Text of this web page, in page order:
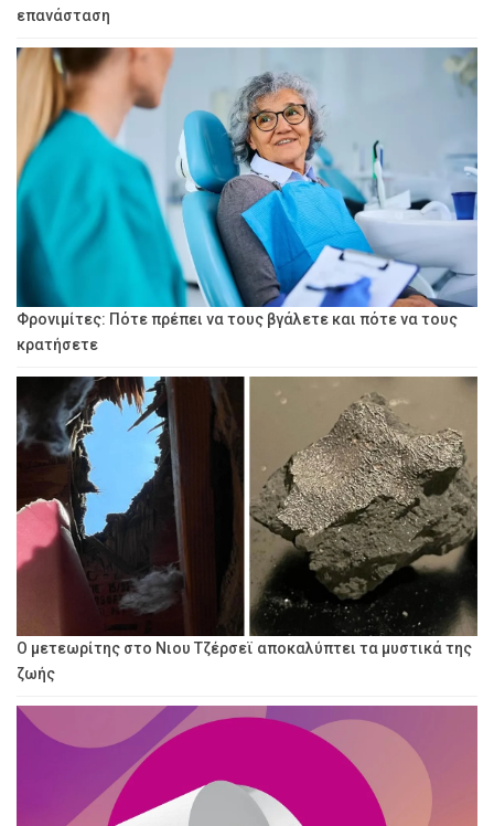
επανάσταση
Φρονιμίτες: Πότε πρέπει να τους βγάλετε και πότε να τους
κρατήσετε
Ο μετεωρίτης στο Νιου Τζέρσεϊ αποκαλύπτει τα μυστικά της
ζωής